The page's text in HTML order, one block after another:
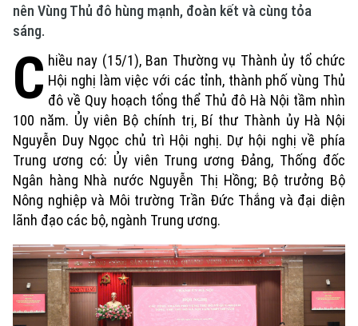
nên Vùng Thủ đô hùng mạnh, đoàn kết và cùng tỏa
sáng.
C hiều nay (15/1), Ban Thường vụ Thành ủy tổ chức
Hội nghị làm việc với các tỉnh, thành phố vùng Thủ
đô về Quy hoạch tổng thể Thủ đô Hà Nội tầm nhìn
100 năm. Ủy viên Bộ chính trị, Bí thư Thành ủy Hà Nội
Nguyễn Duy Ngọc chủ trì Hội nghị. Dự hội nghị về phía
Trung ương có: Ủy viên Trung ương Đảng, Thống đốc
Ngân hàng Nhà nước Nguyễn Thị Hồng; Bộ trưởng Bộ
Nông nghiệp và Môi trường Trần Đức Thắng và đại diện
lãnh đạo các bộ, ngành Trung ương.